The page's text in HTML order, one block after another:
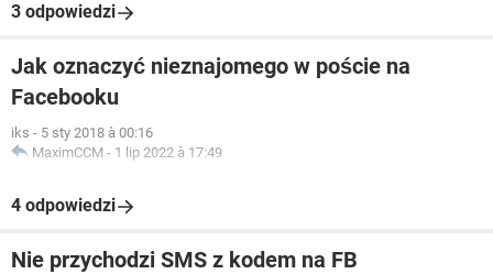
3 odpowiedzi
Jak oznaczyć nieznajomego w poście na
Facebooku
iks - 5 sty 2018 à 00:16
MaximCCM - 1 lip 2022 à 17:49
4 odpowiedzi
Nie przychodzi SMS z kodem na FB